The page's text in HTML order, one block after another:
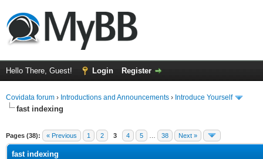
Hello There, Guest! Login Register
Covidata forum › Introductions and Announcements › Introduce Yourself
fast indexing
Pages (38): « Previous 1 2 3 4 5 38 Next »
fast indexing